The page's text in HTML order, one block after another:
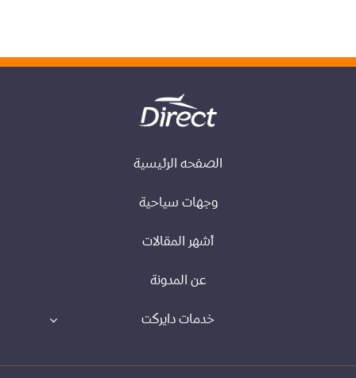
الصفحه الرئيسية
وجهات سياحية
أشهر المقالات
عن المدونة
خدمات دايركت